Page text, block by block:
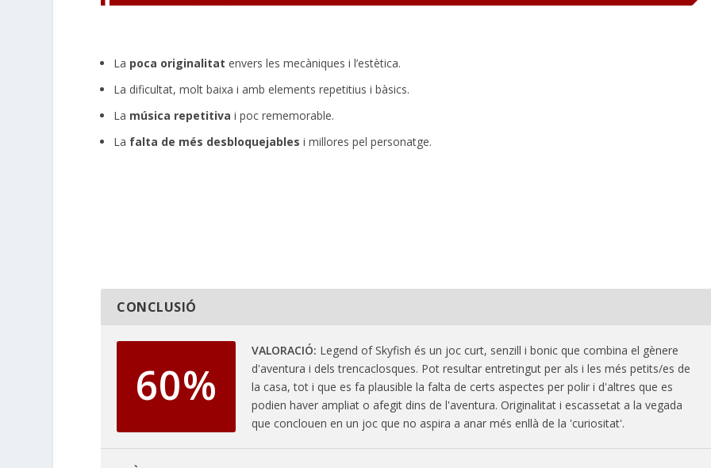
La poca originalitat envers les mecàniques i l’estètica.
La dificultat, molt baixa i amb elements repetitius i bàsics.
La música repetitiva i poc rememorable.
La falta de més desbloquejables i millores pel personatge.
CONCLUSIÓ
60%
VALORACIÓ Legend of Skyfish és un joc curt, senzill i bonic que combina el gènere
d'aventura i dels trencaclosques. Pot resultar entretingut per als i les més petits/es de
la casa, tot i que es fa plausible la falta de certs aspectes per polir i d'altres que es
podien haver ampliat o afegit dins de l'aventura. Originalitat i escassetat a la vegada
que conclouen en un joc que no aspira a anar més enllà de la 'curiositat'.